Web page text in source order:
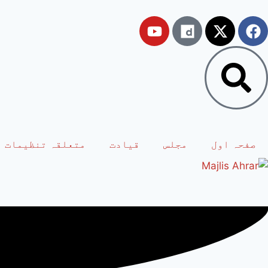
صفحہ اول مجلس قیادت متعلقہ تنظیمات